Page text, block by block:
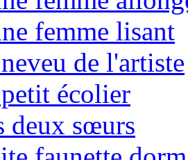
femme lisant
de l'artiste
écolier
deux sœurs